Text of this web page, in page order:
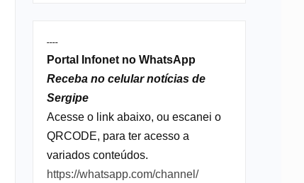
----
Portal Infonet no WhatsApp
Receba no celular notícias de
Sergipe
Acesse o link abaixo, ou escanei o
QRCODE, para ter acesso a
variados conteúdos.
https://whatsapp.com/channel/